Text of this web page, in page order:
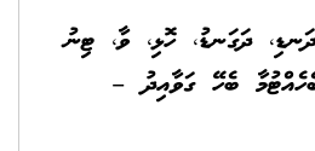
ދަގަނޑު، ހޮޅި، ވާ، ޓިނު
ބެހޭ ގަވާއިދު –